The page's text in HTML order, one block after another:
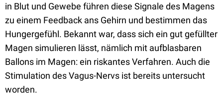
in Blut und Gewebe führen diese Signale des Magens
zu einem Feedback ans Gehirn und bestimmen das
Hungergefühl. Bekannt war, dass sich ein gut gefüllter
Magen simulieren lässt, nämlich mit aufblasbaren
Ballons im Magen: ein riskantes Verfahren. Auch die
Stimulation des Vagus-Nervs ist bereits untersucht
worden.